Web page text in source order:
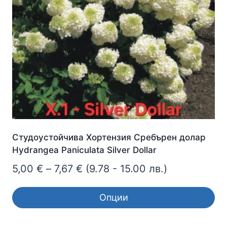
Студоустойчива Хортензия Сребърен долар
Hydrangea Paniculata Silver Dollar
5,00 € – 7,67 € Price
range:
5,00 €
(9.78 - 15.00 лв.)
Опции